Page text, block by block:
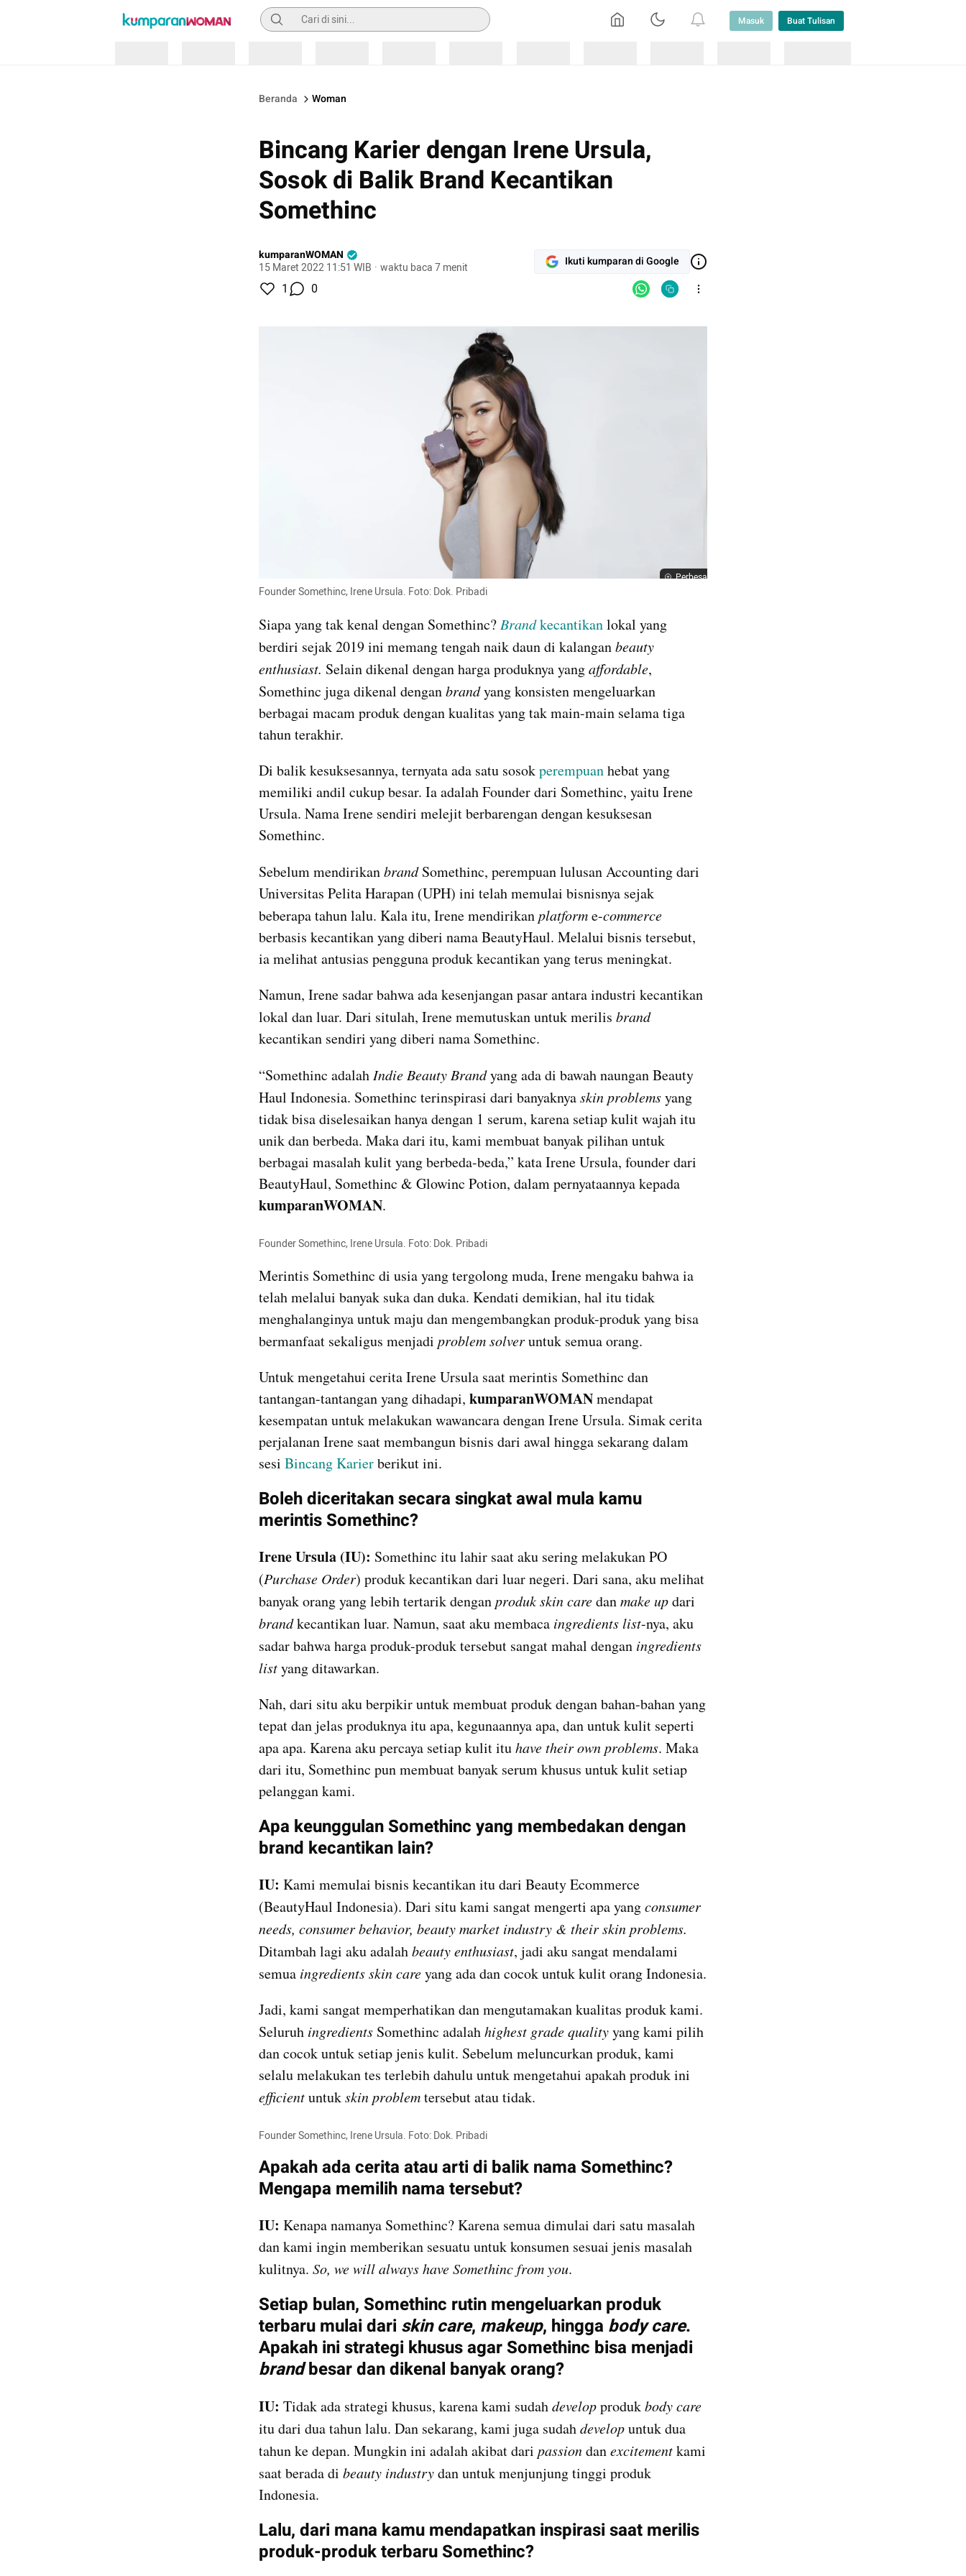
Pencarian Masuk Buat Tulisan
Beranda Woman
Bincang Karier dengan Irene Ursula,
Sosok di Balik Brand Kecantikan
Somethinc
kumparanWOMAN
15 Maret 2022 11:51 WIB · waktu baca 7 menit Ikuti kumparan di Google
1 0
Perbesar
Founder Somethinc, Irene Ursula. Foto: Dok. Pribadi
Siapa yang tak kenal dengan Somethinc? Brand kecantikan lokal yang
berdiri sejak 2019 ini memang tengah naik daun di kalangan beauty
enthusiast. Selain dikenal dengan harga produknya yang affordable,
Somethinc juga dikenal dengan brand yang konsisten mengeluarkan
berbagai macam produk dengan kualitas yang tak main-main selama tiga
tahun terakhir.
Di balik kesuksesannya, ternyata ada satu sosok perempuan hebat yang
memiliki andil cukup besar. Ia adalah Founder dari Somethinc, yaitu Irene
Ursula. Nama Irene sendiri melejit berbarengan dengan kesuksesan
Somethinc.
Sebelum mendirikan brand Somethinc, perempuan lulusan Accounting dari
Universitas Pelita Harapan (UPH) ini telah memulai bisnisnya sejak
beberapa tahun lalu. Kala itu, Irene mendirikan platform e-commerce
berbasis kecantikan yang diberi nama BeautyHaul. Melalui bisnis tersebut,
ia melihat antusias pengguna produk kecantikan yang terus meningkat.
Namun, Irene sadar bahwa ada kesenjangan pasar antara industri kecantikan
lokal dan luar. Dari situlah, Irene memutuskan untuk merilis brand
kecantikan sendiri yang diberi nama Somethinc.
“Somethinc adalah Indie Beauty Brand yang ada di bawah naungan Beauty
Haul Indonesia. Somethinc terinspirasi dari banyaknya skinproblems yang
tidak bisa diselesaikan hanya dengan 1 serum, karena setiap kulit wajah itu
unik dan berbeda. Maka dari itu, kami membuat banyak pilihan untuk
berbagai masalah kulit yang berbeda-beda,” kata Irene Ursula, founder dari
kumparanWOMAN.
Founder Somethinc, Irene Ursula. Foto: Dok. Pribadi
Merintis Somethinc di usia yang tergolong muda, Irene mengaku bahwa ia
telah melalui banyak suka dan duka. Kendati demikian, hal itu tidak
menghalanginya untuk maju dan mengembangkan produk-produk yang bisa
bermanfaat sekaligus menjadi problem solver untuk semua orang.
Untuk mengetahui cerita Irene Ursula saat merintis Somethinc dan
tantangan-tantangan yang dihadapi, kumparanWOMAN mendapat
kesempatan untuk melakukan wawancara dengan Irene Ursula. Simak cerita
perjalanan Irene saat membangun bisnis dari awal hingga sekarang dalam
sesi Bincang Karier berikut ini.
Boleh diceritakan secara singkat awal mula kamu
merintis Somethinc?
Irene Ursula (IU): Somethinc itu lahir saat aku sering melakukan PO
(Purchase Order) produk kecantikan dari luar negeri. Dari sana, aku melihat
banyak orang yang lebih tertarik dengan produk skin care dan make up
brand kecantikan luar. Namun, saat aku membaca ingredients list-nya, aku
sadar bahwa harga produk-produk tersebut sangat mahal dengan ingredients
list yang ditawarkan.
Nah, dari situ aku berpikir untuk membuat produk dengan bahan-bahan yang
tepat dan jelas produknya itu apa, kegunaannya apa, dan untuk kulit seperti
apa apa. Karena aku percaya setiap kulit itu have their own problems. Maka
dari itu, Somethinc pun membuat banyak serum khusus untuk kulit setiap
pelanggan kami.
Apa keunggulan Somethinc yang membedakan dengan
brand kecantikan lain?
IU: Kami memulai bisnis kecantikan itu dari Beauty Ecommerce
(BeautyHaul Indonesia). Dari situ kami sangat mengerti apa yang consumer
needs, consumer behavior, beauty market industry & their skin problems.
Ditambah lagi aku adalah beauty enthusiast, jadi aku sangat mendalami
semua ingredients skin care yang ada dan cocok untuk kulit orang Indonesia.
Jadi, kami sangat memperhatikan dan mengutamakan kualitas produk kami.
Seluruh ingredients Somethinc adalah highest grade quality yang kami pilih
dan cocok untuk setiap jenis kulit. Sebelum meluncurkan produk, kami
efficient untuk skin problem tersebut atau tidak.
Founder Somethinc, Irene Ursula. Foto: Dok. Pribadi
Apakah ada cerita atau arti di balik nama Somethinc?
Mengapa memilih nama tersebut?
IU: Kenapa namanya Somethinc? Karena semua dimulai dari satu masalah
dan kami ingin memberikan sesuatu untuk konsumen sesuai jenis masalah
kulitnya. So, we will always have Somethinc from you.
Setiap bulan, Somethinc rutin mengeluarkan produk
terbaru mulai dari skin care, makeup, hingga body care.
brand besar dan dikenal banyak orang?
IU: Tidak ada strategi khusus, karena kami sudah develop produk
itu dari dua tahun lalu. Dan sekarang, kami juga sudah develop untuk dua
tahun ke depan. Mungkin ini adalah akibat dari passion dan excitement kami
saat berada di beauty industry dan untuk menjunjung tinggi produk
Indonesia.
Lalu, dari mana kamu mendapatkan inspirasi saat merilis
produk-produk terbaru Somethinc?